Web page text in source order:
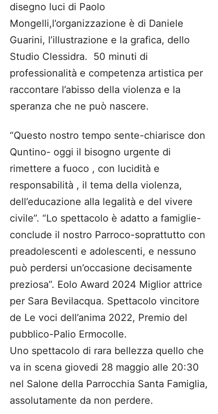
disegno luci di Paolo
Mongelli,l’organizzazione è di Daniele
Guarini, l’illustrazione e la grafica, dello
Studio Clessidra. 50 minuti di
professionalità e competenza artistica per
raccontare l’abisso della violenza e la
speranza che ne può nascere.
“Questo nostro tempo sente-chiarisce don
Quntino- oggi il bisogno urgente di
rimettere a fuoco , con lucidità e
responsabilità , il tema della violenza,
dell’educazione alla legalità e del vivere
civile”. “Lo spettacolo è adatto a famiglie-
conclude il nostro Parroco-soprattutto con
preadolescenti e adolescenti, e nessuno
può perdersi un’occasione decisamente
preziosa”. Eolo Award 2024 Miglior attrice
per Sara Bevilacqua. Spettacolo vincitore
de Le voci dell’anima 2022, Premio del
pubblico-Palio Ermocolle.
Uno spettacolo di rara bellezza quello che
va in scena giovedi 28 maggio alle 20:30
nel Salone della Parrocchia Santa Famiglia,
assolutamente da non perdere.